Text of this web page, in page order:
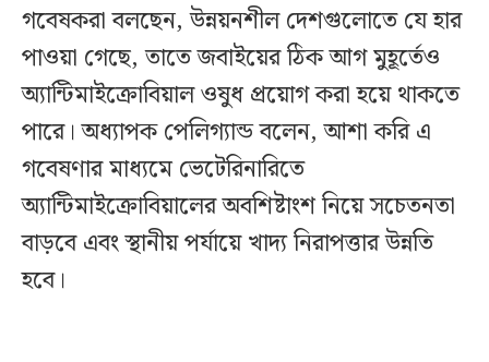
গবেষকরা বলছেন, উন্নয়নশীল দেশগুলোতে যে হার
পাওয়া গেছে, তাতে জবাইয়ের ঠিক আগ মুহূর্তেও
অ্যান্টিমাইক্রোবিয়াল ওষুধ প্রয়োগ করা হয়ে থাকতে
পারে। অধ্যাপক পেলিগ্যান্ড বলেন, আশা করি এ
গবেষণার মাধ্যমে ভেটেরিনারিতে
অ্যান্টিমাইক্রোবিয়ালের অবশিষ্টাংশ নিয়ে সচেতনতা
বাড়বে এবং স্থানীয় পর্যায়ে খাদ্য নিরাপত্তার উন্নতি
হবে।